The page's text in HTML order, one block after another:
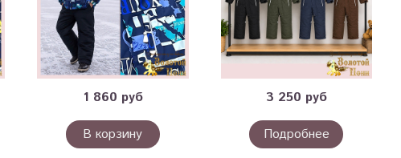
1 860 руб
В корзину
3 250 руб
Подробнее